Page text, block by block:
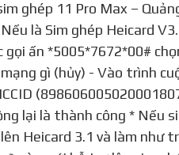
ghép 11 Pro Max –
là Sim ghép Heicard
gọi ấn *5005*7672*00#
gì (hủy) - Vào trình
lại là thành công * Nếu
Heicard 3.1 và làm như